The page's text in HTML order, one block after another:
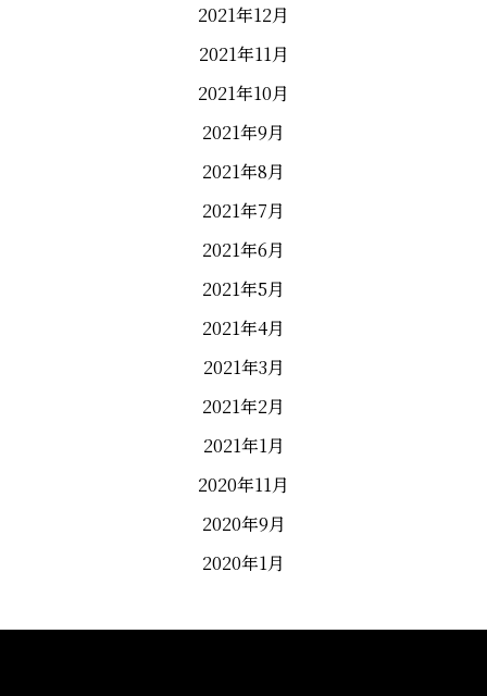
2021年12月
2021年11月
2021年10月
2021年9月
2021年8月
2021年7月
2021年6月
2021年5月
2021年4月
2021年3月
2021年2月
2021年1月
2020年11月
2020年9月
2020年1月